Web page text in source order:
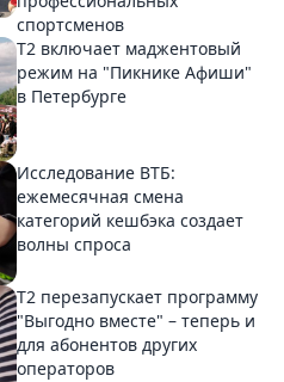
спортсменов
Т2 включает маджентовый
режим на "Пикнике Афиши"
в Петербурге
Исследование ВТБ:
ежемесячная смена
категорий кешбэка создает
волны спроса
Т2 перезапускает программу
"Выгодно вместе" – теперь и
для абонентов других
операторов